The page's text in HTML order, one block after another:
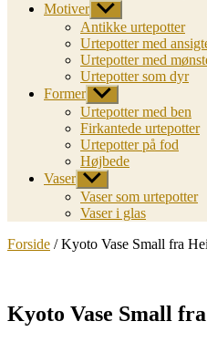
Motiver Vis
undermenu
Antikke urtepotter
Urtepotter med
Urtepotter med
Urtepotter som dyr
Former Vis
undermenu
Urtepotter med ben
Firkantede urtepotter
Urtepotter på fod
Højbede
Vaser Vis
undermenu
Vaser som urtepotter
Vaser i glas
Forside / Kyoto Vase Small fra
Kyoto Vase Small